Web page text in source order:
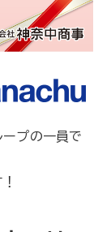
ープの一員で